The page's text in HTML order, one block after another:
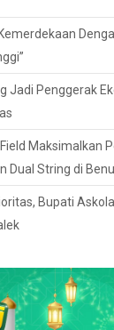
Jadi Penggerak
Maksimalkan
Dual String di
Bupati